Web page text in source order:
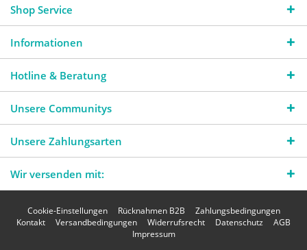
Shop Service
Informationen
Hotline & Beratung
Unsere Communitys
Unsere Zahlungsarten
Wir versenden mit:
Cookie-Einstellungen Rücknahmen B2B
Zahlungsbedingungen
Kontakt
Versandbedingungen Widerrufsrecht Datenschutz
AGB
Impressum